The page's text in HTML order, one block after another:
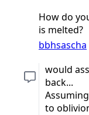
How do
is melted?
bbhsascha
would
back...
to